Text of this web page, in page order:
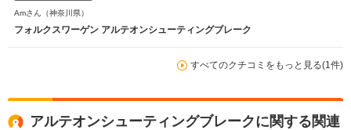
Amさん （神奈川県）
フォルクスワーゲン アルテオンシューティングブレーク
すべてのクチコミをもっと見る(1件)
アルテオンシューティングブレークに関する関連